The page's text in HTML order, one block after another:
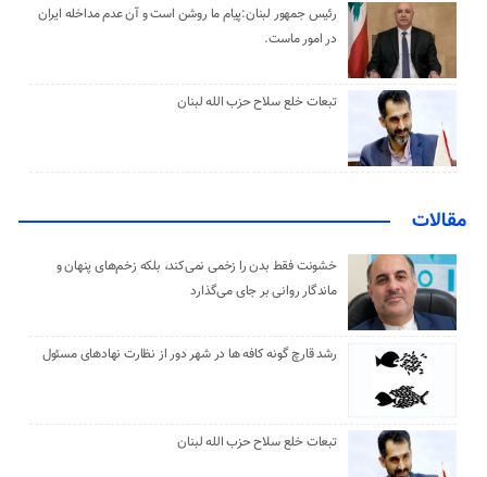
رئیس جمهور لبنان:پیام ما روشن است و آن عدم مداخله ایران
در امور ماست.
تبعات خلع سلاح حزب الله لبنان
مقالات
خشونت فقط بدن را زخمی نمی‌کند، بلکه زخم‌های پنهان و
ماندگار روانی بر جای می‌گذارد
رشد قارچ گونه کافه ها در شهر دور از نظارت نهادهای مسئول
تبعات خلع سلاح حزب الله لبنان